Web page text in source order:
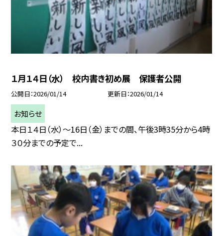
１月１４日（水） 校内書き初め展 保護者公開
公開日 2026/01/14 更新日 2026/01/14
お知らせ
本日１４日（水）～16日（金）までの間、午後3時35分から4時
３０分までの予定で...